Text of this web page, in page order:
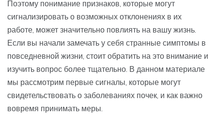
Поэтому понимание признаков, которые могут
сигнализировать о возможных отклонениях в их
работе, может значительно повлиять на вашу жизнь.
Если вы начали замечать у себя странные симптомы в
повседневной жизни, стоит обратить на это внимание и
изучить вопрос более тщательно. В данном материале
мы рассмотрим первые сигналы, которые могут
свидетельствовать о заболеваниях почек, и как важно
вовремя принимать меры.